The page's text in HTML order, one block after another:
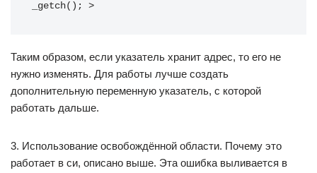
_getch(); >
Таким образом, если указатель хранит адрес, то его не
нужно изменять. Для работы лучше создать
дополнительную переменную указатель, с которой
работать дальше.
3. Использование освобождённой области. Почему это
работает в си, описано выше. Эта ошибка выливается в